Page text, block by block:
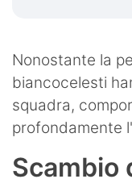
Nonostante la
biancocelesti
squadra,
profondamente
Scambio